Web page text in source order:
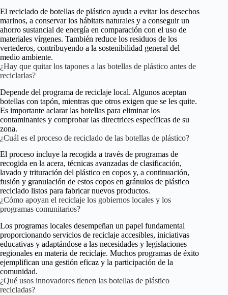
El reciclado de botellas de plástico ayuda a evitar los desechos
marinos, a conservar los hábitats naturales y a conseguir un
ahorro sustancial de energía en comparación con el uso de
materiales vírgenes. También reduce los residuos de los
vertederos, contribuyendo a la sostenibilidad general del
medio ambiente.
¿Hay que quitar los tapones a las botellas de plástico antes de
reciclarlas?
Depende del programa de reciclaje local. Algunos aceptan
botellas con tapón, mientras que otros exigen que se les quite.
Es importante aclarar las botellas para eliminar los
contaminantes y comprobar las directrices específicas de su
zona.
¿Cuál es el proceso de reciclado de las botellas de plástico?
El proceso incluye la recogida a través de programas de
recogida en la acera, técnicas avanzadas de clasificación,
lavado y trituración del plástico en copos y, a continuación,
fusión y granulación de estos copos en gránulos de plástico
reciclado listos para fabricar nuevos productos.
¿Cómo apoyan el reciclaje los gobiernos locales y los
programas comunitarios?
Los programas locales desempeñan un papel fundamental
proporcionando servicios de reciclaje accesibles, iniciativas
educativas y adaptándose a las necesidades y legislaciones
regionales en materia de reciclaje. Muchos programas de éxito
ejemplifican una gestión eficaz y la participación de la
comunidad.
¿Qué usos innovadores tienen las botellas de plástico
recicladas?